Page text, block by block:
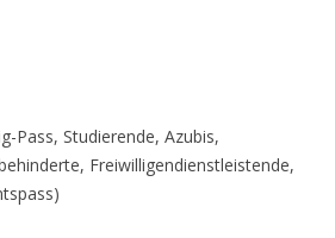
Pass, Studierende, Azubis,
Freiwilligendienstleistende,